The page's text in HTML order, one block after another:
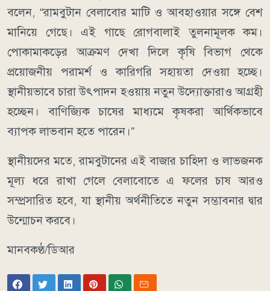
বলেন, “রামবুটান বেলাবোর মাটি ও আবহাওয়ার সঙ্গে বেশ
মানিয়ে গেছে। এই গাছে রোগবালাই তুলনামূলক কম।
পোকামাকড়ের আক্রমণ দেখা দিলে কৃষি বিভাগ থেকে
প্রয়োজনীয় পরামর্শ ও কারিগরি সহায়তা দেওয়া হচ্ছে।
স্থানীয়ভাবে চারা উৎপাদন হওয়ায় নতুন উদ্যোক্তারাও আগ্রহী
হচ্ছেন। বাণিজ্যিক চাষের মাধ্যমে কৃষকরা আর্থিকভাবে
ব্যাপক লাভবান হতে পারেন।”
স্থানীয়দের মতে, রামবুটানের এই বাজার চাহিদা ও লাভজনক
মূল্য ধরে রাখা গেলে বেলাবোতে এ ফলের চাষ আরও
সম্প্রসারিত হবে, যা স্থানীয় অর্থনীতিতে নতুন সম্ভাবনার দ্বার
উন্মোচন করবে।
মানবকণ্ঠ/ডিআর